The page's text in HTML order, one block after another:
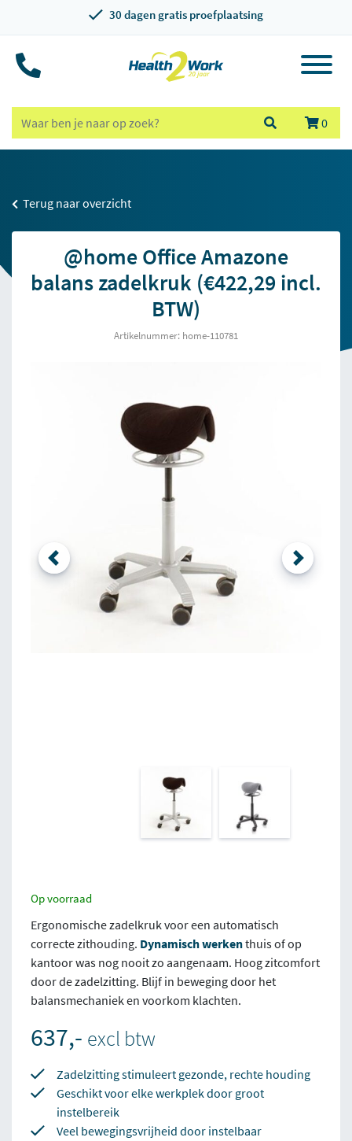
30 dagen gratis proefplaatsing
0
Terug naar overzicht
@home Office Amazone
balans zadelkruk (€422,29 incl.
BTW)
Artikelnummer: home-110781
Op voorraad
Ergonomische zadelkruk voor een automatisch
correcte zithouding. Dynamisch werkenthuis of op
kantoor was nog nooit zo aangenaam. Hoog zitcomfort
door de zadelzitting. Blijf in beweging door het
balansmechaniek en voorkom klachten.
637,- excl btw
Zadelzitting stimuleert gezonde, rechte houding
Geschikt voor elke werkplek door groot
instelbereik
Veel bewegingsvrijheid door instelbaar